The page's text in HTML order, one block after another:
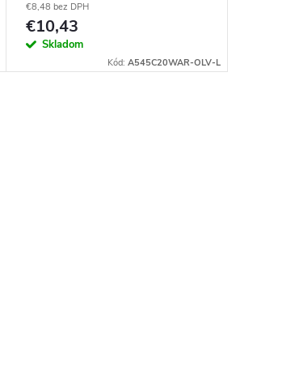
€8,48 bez DPH
€10,43
Skladom
Kód: A545C20WAR-OLV-L